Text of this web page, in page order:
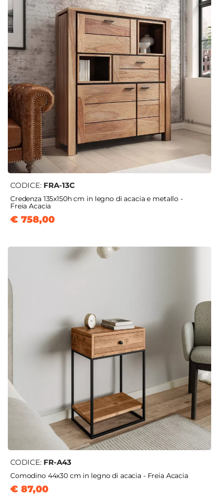
CODICE: FRA-13C
Credenza 135x150h cm in legno di acacia e metallo -
Freia Acacia
€ 758,00
CODICE: FR-A43
Comodino 44x30 cm in legno di acacia - Freia Acacia
€ 87,00